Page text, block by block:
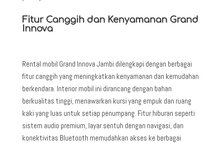
Fitur Canggih dan Kenyamanan Grand
Innova
Rental mobil Grand Innova Jambi dilengkapi dengan berbagai
fitur canggih yang meningkatkan kenyamanan dan kemudahan
berkendara. Interior mobil ini dirancang dengan bahan
berkualitas tinggi, menawarkan kursi yang empuk dan ruang
kaki yang luas untuk setiap penumpang. Fitur hiburan seperti
sistem audio premium, layar sentuh dengan navigasi, dan
konektivitas Bluetooth memudahkan akses ke berbagai